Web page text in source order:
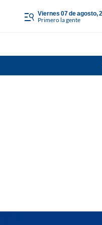
viernes 07 de agosto,
Primero la gente